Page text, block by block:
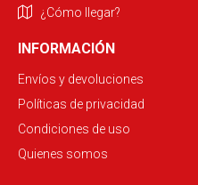
¿Cómo llegar?
INFORMACIÓN
Envíos y devoluciones
Políticas de privacidad
Condiciones de uso
Quienes somos